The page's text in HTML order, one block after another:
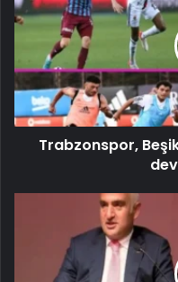
Trabzonspor,